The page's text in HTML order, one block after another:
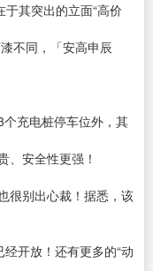
于其突出的立面“高价
不同，「安高申辰
充电桩停车位外，其
、安全性更强！
很别出心裁！据悉，该
开放！还有更多的“动